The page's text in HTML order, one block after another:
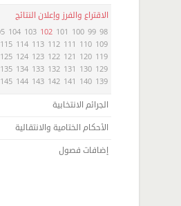
الاقتراع والفرز وإعلان النتائج
98
99
100
101
102
103
104
109
110
111
112
113
114
115
119
120
121
122
123
124
125
129
130
131
132
133
134
135
139
140
141
142
143
144
145
الجرائم الانتخابية
الأحكام الختامية والانتقالية
إضافات فصول